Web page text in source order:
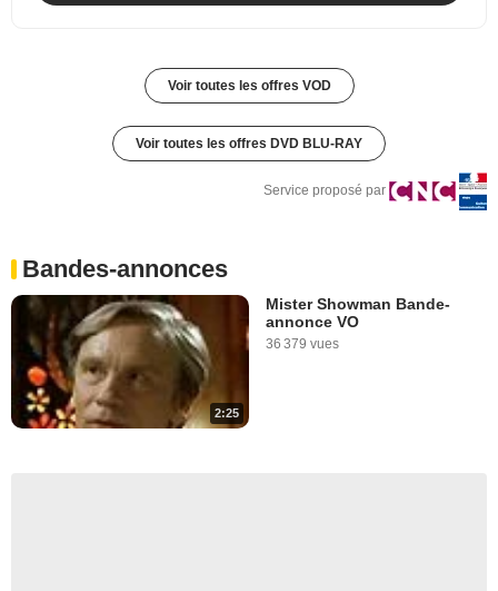
Voir toutes les offres VOD
Voir toutes les offres DVD BLU-RAY
Service proposé par
Bandes-annonces
2:25
Mister Showman Bande-
annonce VO
36 379 vues